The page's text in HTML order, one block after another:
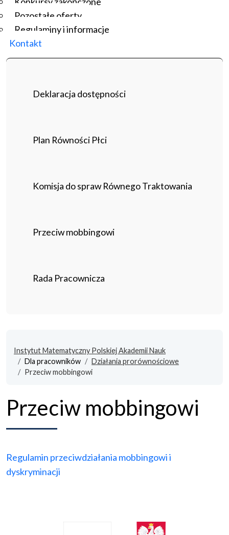
Pozostałe oferty
Regulaminy i informacje
Kontakt
Deklaracja dostępności
Plan Równości Płci
Komisja do spraw Równego Traktowania
Przeciw mobbingowi
Rada Pracownicza
Instytut Matematyczny Polskiej Akademii Nauk
Dla pracowników
Działania prorównościowe
Przeciw mobbingowi
Przeciw mobbingowi
Regulamin przeciwdziałania mobbingowi i
dyskryminacji